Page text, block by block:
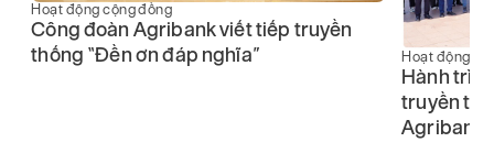
Hoạt động cộng đồng
Công đoàn Agribank viết tiếp truyền
thống “Đền ơn đáp nghĩa”
Hoạt động
Hành
truyền
Agribank